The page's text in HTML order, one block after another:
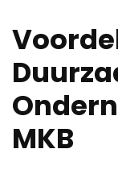
MKB